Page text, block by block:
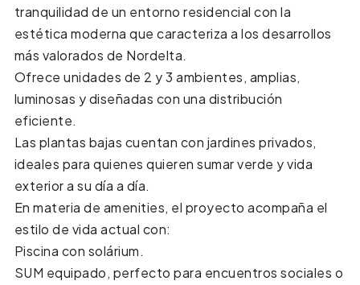
tranquilidad de un entorno residencial con la
estética moderna que caracteriza a los desarrollos
más valorados de Nordelta.
Ofrece unidades de 2 y 3 ambientes, amplias,
luminosas y diseñadas con una distribución
eficiente.
Las plantas bajas cuentan con jardines privados,
ideales para quienes quieren sumar verde y vida
exterior a su día a día.
En materia de amenities, el proyecto acompaña el
estilo de vida actual con:
Piscina con solárium.
SUM equipado, perfecto para encuentros sociales o